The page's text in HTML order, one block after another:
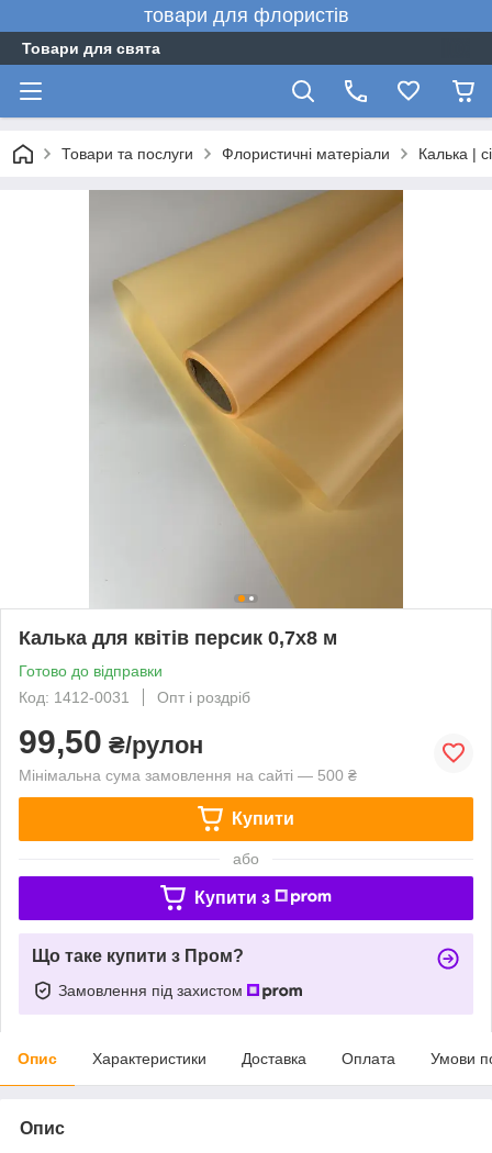
товари для флористів
Товари для свята
Товари та послуги Флористичні матеріали Калька |
Калька для квітів персик 0,7х8 м
Готово до відправки
Код: 1412-0031
Опт і роздріб
99,50 ₴/рулон
Мінімальна сума замовлення на сайті — 500 ₴
Купити
або
Купити з
Що таке купити з Пром?
Замовлення під захистом
Опис Характеристики Доставка Оплата Умови
Опис